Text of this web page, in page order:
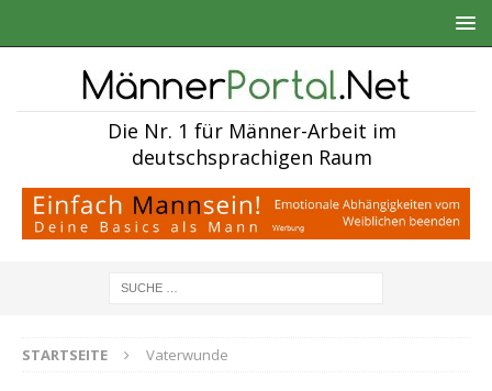
Die Nr. 1 für Männer-Arbeit im
deutschsprachigen Raum
STARTSEITE Vaterwunde